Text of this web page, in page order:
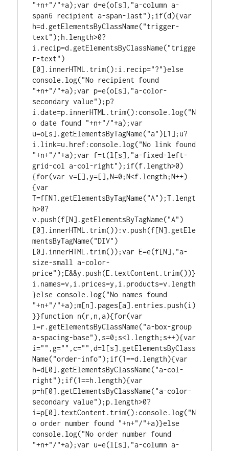
"+n+"/"+a);var d=e(o[s],"a-column a-
span6 recipient a-span-last");if(d){var
h=d.getElementsByClassName("trigger-
text");h.length>0?
i.recip=d.getElementsByClassName("trigge
r-text")
[0].innerHTML.trim():i.recip="?"}else
console.log("No recipient found
"+n+"/"+a);var p=e(o[s],"a-color-
secondary value");p?
i.date=p.innerHTML.trim():console.log("N
o date found "+n+"/"+a);var
u=o[s].getElementsByTagName("a")[1];u?
i.link=u.href:console.log("No link found
"+n+"/"+a);var f=t(l[s],"a-fixed-left-
grid-col a-col-right");if(f.length>0)
{for(var v=[],y=[],N=0;N<f.length;N++)
{var
T=f[N].getElementsByTagName("A");T.lengt
h>0?
v.push(f[N].getElementsByTagName("A")
[0].innerHTML.trim()):v.push(f[N].getEle
mentsByTagName("DIV")
[0].innerHTML.trim());var E=e(f[N],"a-
size-small a-color-
price");E&&y.push(E.textContent.trim())}
i.names=v,i.prices=y,i.products=v.length
}else console.log("No names found
"+n+"/"+a);m[n].pages[a].entries.push(i)
}}function n(r,n,a){for(var
l=r.getElementsByClassName("a-box-group
a-spacing-base"),s=0;s<l.length;s++){var
i="",g="",c="",d=l[s].getElementsByClass
Name("order-info");if(1==d.length){var
h=d[0].getElementsByClassName("a-col-
right");if(1==h.length){var
p=h[0].getElementsByClassName("a-color-
secondary value");p.length>0?
i=p[0].textContent.trim():console.log("N
o order number found "+n+"/"+a)}else
console.log("No order number found
"+n+"/"+a);var u=e(l[s],"a-column a-